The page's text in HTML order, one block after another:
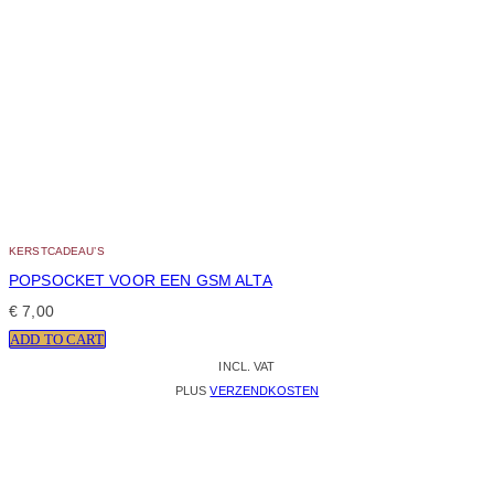
KERSTCADEAU’S
POPSOCKET VOOR EEN GSM ALTA
€ 7,00
ADD TO CART
INCL. VAT
PLUSVERZENDKOSTEN